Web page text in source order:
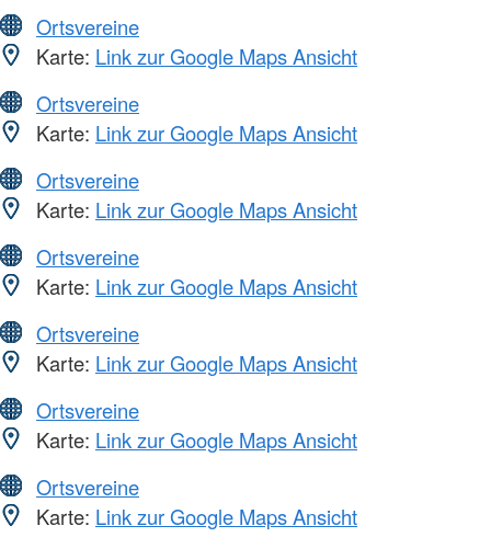
Ortsvereine
Karte: Link zur Google Maps Ansicht
Ortsvereine
Karte: Link zur Google Maps Ansicht
Ortsvereine
Karte: Link zur Google Maps Ansicht
Ortsvereine
Karte: Link zur Google Maps Ansicht
Ortsvereine
Karte: Link zur Google Maps Ansicht
Ortsvereine
Karte: Link zur Google Maps Ansicht
Ortsvereine
Karte: Link zur Google Maps Ansicht